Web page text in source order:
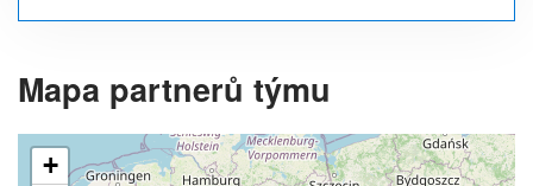
Mapa partnerů týmu
+